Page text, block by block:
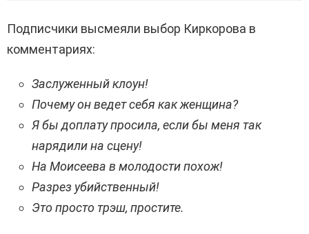
Подписчики высмеяли выбор Киркорова в
комментариях:
Заслуженный клоун!
Почему он ведет себя как женщина?
Я бы доплату просила, если бы меня так
нарядили на сцену!
На Моисеева в молодости похож!
Разрез убийственный!
Это просто трэш, простите.